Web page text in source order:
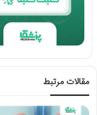
مقالات مرتبط